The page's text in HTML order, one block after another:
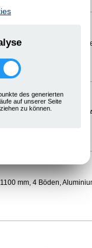
mm, 4 Böden, Aluminium
Länge 1100 mm, 4 Böden,
mm, 4 Böden,
des generierten
auf unserer Seite
zu können.